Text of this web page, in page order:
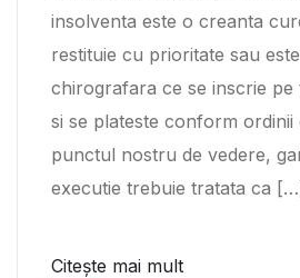
insolventa este o creanta
restituie cu prioritate sau
chirografara ce se inscrie pe
si se plateste conform ordinii
punctul nostru de vedere,
executie trebuie tratata ca
Citește mai mult